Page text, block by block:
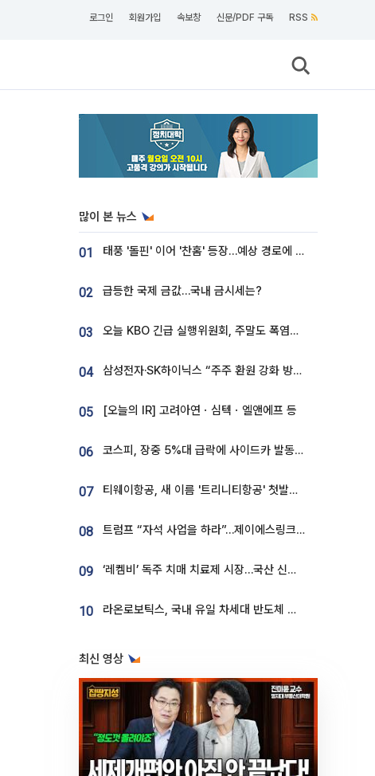
로그인 회원가입 속보창 신문/PDF 구독 RSS
많이 본 뉴스
01 태풍 '돌핀' 이어 '찬홈' 등장…예상 경로에 한국 '한숨'
02 급등한 국제 금값…국내 금시세는?
03 오늘 KBO 긴급 실행위원회, 주말도 폭염취소 될까
04 삼성전자·SK하이닉스 “주주 환원 강화 방안 마련”
05 [오늘의 IR] 고려아연ㆍ심텍ㆍ엘앤에프 등
06 코스피, 장중 5%대 급락에 사이드카 발동…삼성·SK 동반 폭락
07 티웨이항공, 새 이름 '트리니티항공' 첫발…SSC 전략 본격화
08 트럼프 “자석 사업을 하라”…제이에스링크, 비중국 영구자석 공급망 구축 속도
09 ‘레켐비’ 독주 치매 치료제 시장…국산 신약 등장하나
10 라온로보틱스, 국내 유일 차세대 반도체 공정 로봇 개발 ‘고객사 테스트 진행’
최신 영상